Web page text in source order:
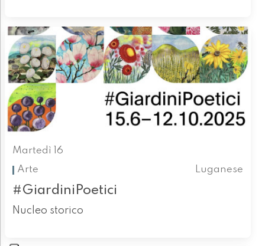
Martedì 16
Arte
Luganese
#GiardiniPoetici
Nucleo storico